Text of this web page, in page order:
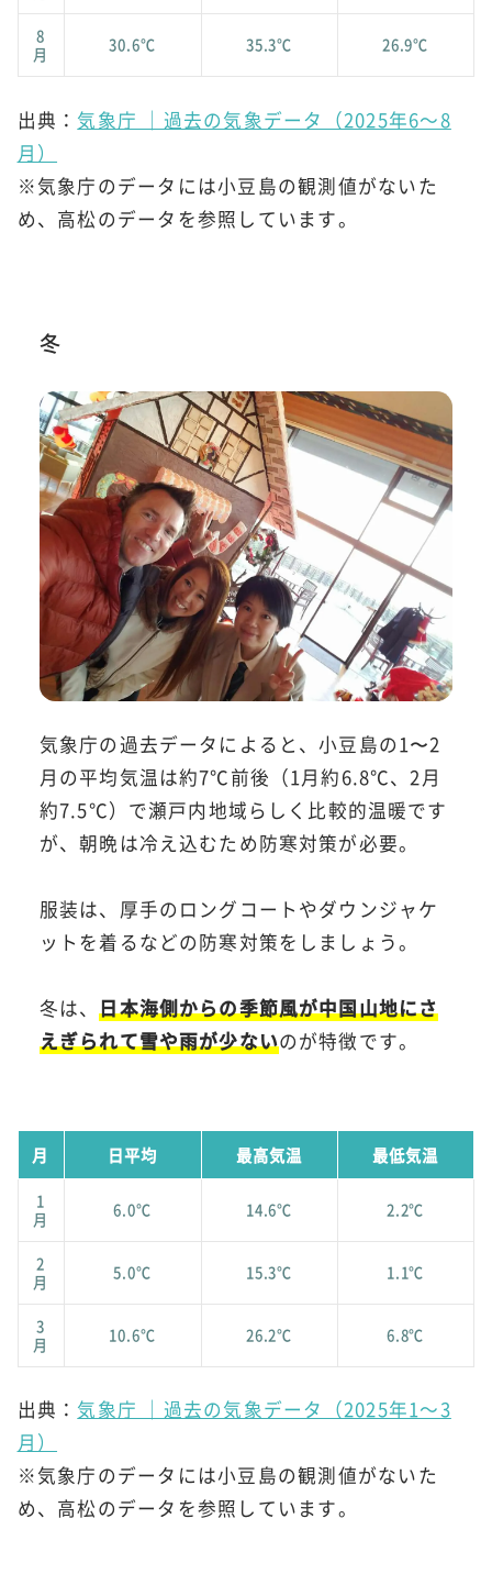
8
月
30.6℃ 35.3℃ 26.9℃
出典： 気象庁 ｜過去の気象データ（2025年6～8
月）
※気象庁のデータには小豆島の観測値がないた
め、高松のデータを参照しています。
冬
気象庁の過去データによると、小豆島の1〜2
月の平均気温は約7℃前後（1月約6.8℃、2月
約7.5℃）で瀬戸内地域らしく比較的温暖です
が、朝晩は冷え込むため防寒対策が必要。
服装は、厚手のロングコートやダウンジャケ
ットを着るなどの防寒対策をしましょう。
冬は、日本海側からの季節風が中国山地にさ
えぎられて雪や雨が少ないのが特徴です。
月 日平均 最高気温 最低気温
1
月
6.0℃ 14.6℃ 2.2℃
2
月
5.0℃ 15.3℃ 1.1℃
3
月
10.6℃ 26.2℃ 6.8℃
出典： 気象庁 ｜過去の気象データ（2025年1～3
月）
※気象庁のデータには小豆島の観測値がないた
め、高松のデータを参照しています。